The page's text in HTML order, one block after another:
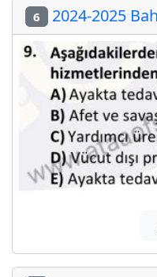
6 2024-2025